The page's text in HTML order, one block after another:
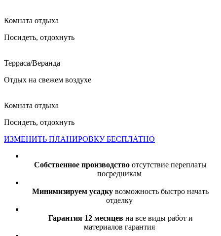
Комната отдыха
Посидеть, отдохнуть
Терраса/Веранда
Отдых на свежем воздухе
Комната отдыха
Посидеть, отдохнуть
ИЗМЕНИТЬ ПЛАНИРОВКУ БЕСПЛАТНО
Собственное производство отсутствие переплаты
посредникам
Минимизируем усадку возможность быстро начать
отделку
Гарантия 12 месяцев на все виды работ и
материалов гарантия